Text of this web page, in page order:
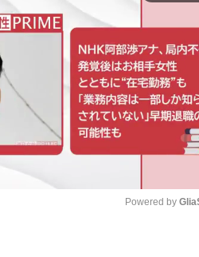
Powered by